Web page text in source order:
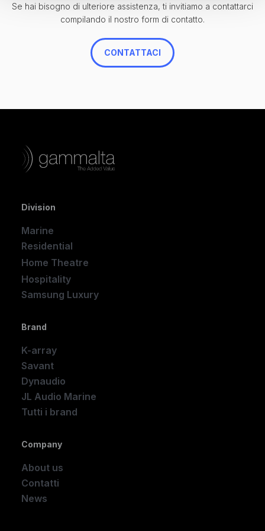
Se hai bisogno di ulteriore assistenza, ti invitiamo a contattarci
compilando il nostro form di contatto.
CONTATTACI
Division
Marine
Residential
Home Theatre
Hospitality
Samsung Luxury
Brand
K-array
Savant
Dynaudio
JL Audio Marine
Tutti i brand
Company
About us
Contatti
News